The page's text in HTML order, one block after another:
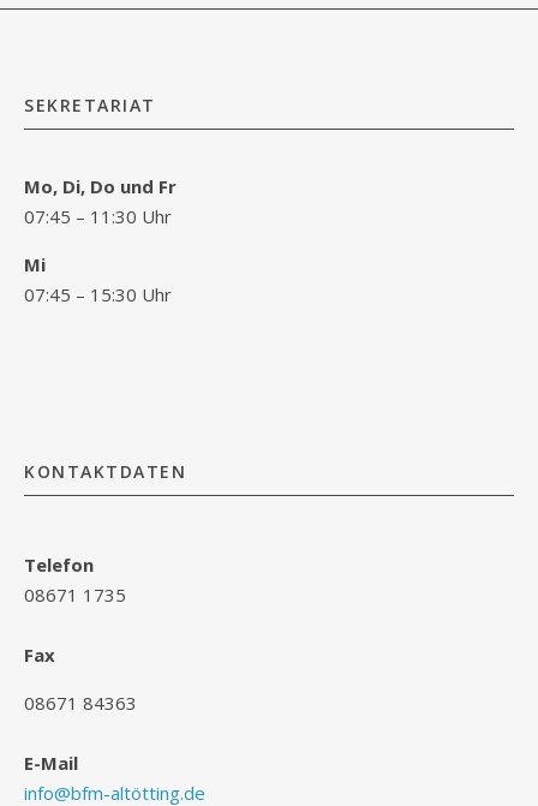
SEKRETARIAT
Mo, Di, Do und Fr
07:45 – 11:30 Uhr
Mi
07:45 – 15:30 Uhr
KONTAKTDATEN
Telefon
08671 1735
Fax
08671 84363
E-Mail
info@bfm-altötting.de